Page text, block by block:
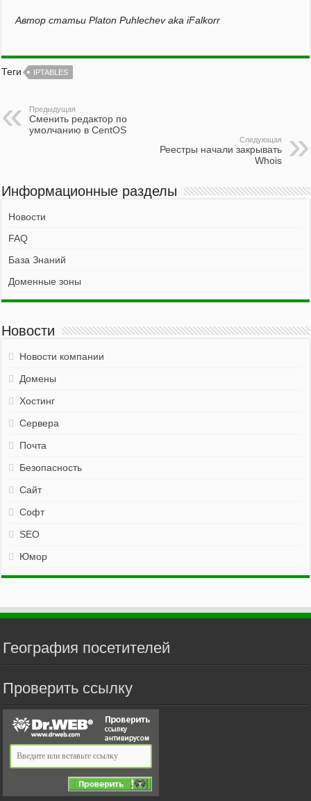
Автор статьи Platon Puhlechev aka iFalkorr
Теги IPTABLES
Предыдущая
Сменить редактор по
умолчанию в CentOS
Следующая
Реестры начали закрывать
Whois
Информационные разделы
Новости
FAQ
База Знаний
Доменные зоны
Новости
Новости компании
Домены
Хостинг
Сервера
Почта
Безопасность
Сайт
Софт
SEO
Юмор
География посетителей
Проверить ссылку